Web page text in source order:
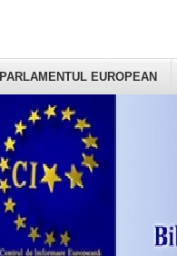
PARLAMENTUL EUROPEAN